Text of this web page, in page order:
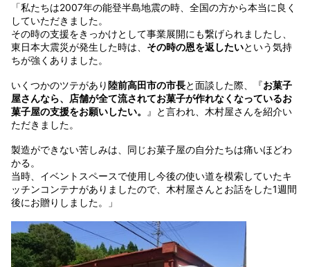
「私たちは2007年の能登半島地震の時、全国の方から本当に良く
していただきました。
その時の支援をきっかけとして事業展開にも繋げられましたし、
東日本大震災が発生した時は、 その時の恩を返したいという気持
ちが強くありました。
いくつかのツテがあり陸前高田市の市長と面談した際、『お菓子
屋さんなら、店舗が全て流されてお菓子が作れなくなっているお
菓子屋の支援をお願いしたい。
』と言われ、木村屋さんを紹介い
ただきました。
製造ができない苦しみは、同じお菓子屋の自分たちは痛いほどわ
かる。
当時、イベントスペースで使用し今後の使い道を模索していたキ
ッチンコンテナがありましたので、木村屋さんとお話をした1週間
後にお贈りしました。」